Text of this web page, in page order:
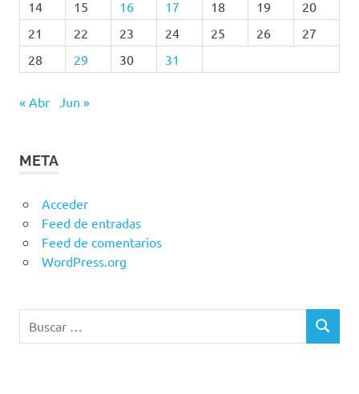
14
15 16 17 18 19
20
21
22 23 24 25 26
27
28
29 30 31
« Abr Jun »
META
Acceder
Feed de entradas
Feed de comentarios
WordPress.org
BUSCAR